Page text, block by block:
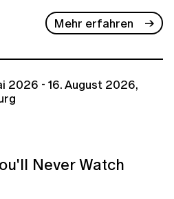
Mehr erfahren
2026 - 16. August 2026,
Never Watch